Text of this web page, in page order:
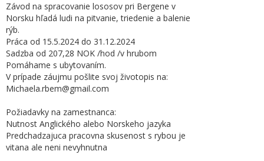
Závod na spracovanie lososov pri Bergene v
Norsku hľadá ludi na pitvanie, triedenie a balenie
rýb.
Práca od 15.5.2024 do 31.12.2024
Sadzba od 207,28 NOK /hod /v hrubom
Pomáhame s ubytovaním.
V prípade záujmu pošlite svoj životopis na:
Michaela.rbem@gmail.com
Požiadavky na zamestnanca:
Nutnost Anglického alebo Norskeho jazyka
Predchadzajuca pracovna skusenost s rybou je
vitana ale neni nevyhnutna